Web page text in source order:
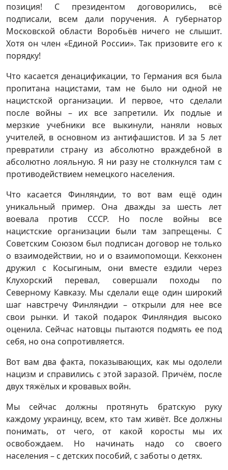
позиция! С президентом договорились, всё
подписали, всем дали поручения. А губернатор
Московской области Воробьёв ничего не слышит.
Хотя он член «Единой России». Так призовите его к
порядку!
Что касается денацификации, то Германия вся была
пропитана нацистами, там не было ни одной не
нацистской организации. И первое, что сделали
после войны – их все запретили. Их подлые и
мерзкие учебники все выкинули, наняли новых
учителей, в основном из антифашистов. И за 5 лет
превратили страну из абсолютно враждебной в
абсолютно лояльную. Я ни разу не столкнулся там с
противодействием немецкого населения.
Что касается Финляндии, то вот вам ещё один
уникальный пример. Она дважды за шесть лет
воевала против СССР. Но после войны все
нацистские организации были там запрещены. С
Советским Союзом был подписан договор не только
о взаимодействии, но и о взаимопомощи. Кекконен
дружил с Косыгиным, они вместе ездили через
Клухорский перевал, совершали походы по
Северному Кавказу. Мы сделали еще один широкий
шаг навстречу Финляндии – открыли для нее все
свои рынки. И такой подарок Финляндия высоко
оценила. Сейчас натовцы пытаются подмять ее под
себя, но она сопротивляется.
Вот вам два факта, показывающих, как мы одолели
нацизм и справились с этой заразой. Причём, после
двух тяжёлых и кровавых войн.
Мы сейчас должны протянуть братскую руку
каждому украинцу, всем, кто там живёт. Все должны
понимать, от чего, от какой коросты мы их
освобождаем. Но начинать надо со своего
населения – с детских пособий, с заботы о детях.